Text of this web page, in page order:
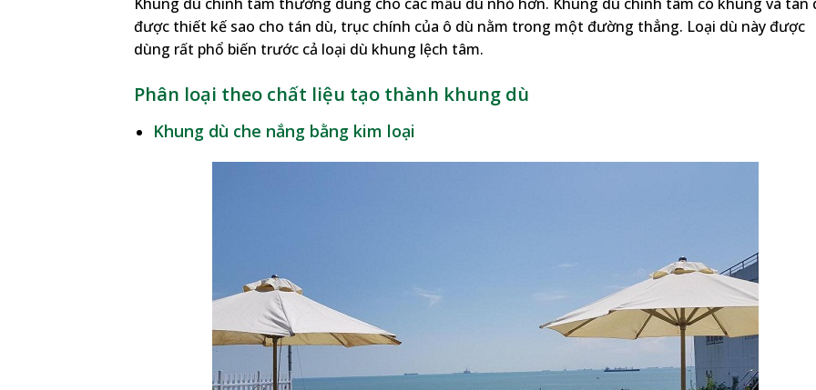
được thiết kế sao cho tán dù, trục chính của ô dù nằm trong một đường thẳng. Loại dù này được
dùng rất phổ biến trước cả loại dù khung lệch tâm.
Phân loại theo chất liệu tạo thành khung dù
Khung dù che nắng bằng kim loại